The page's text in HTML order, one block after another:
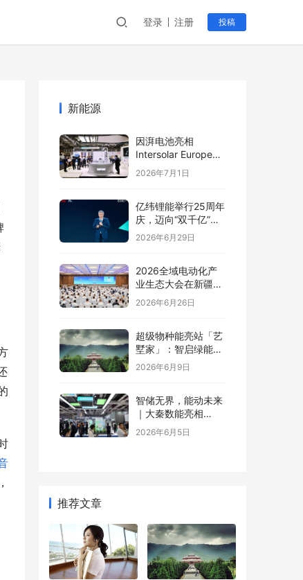
登录 注册 投稿
，
新能源
因湃电池亮相
Intersolar Europe
2026:以车规级安全
推动全球储能产业标
2026年7月1日
亿纬锂能举行25周年
庆，迈向“双千亿”新
阶段
2026年6月29日
2026全域电动化产
业生态大会在新疆塔
城盛大开幕
2026年6月26日
超级物种能亮站「艺
墅家」：智启绿能，
省钱又增值
2026年6月9日
智储无界，能动未来
｜大秦数能亮相
SNEC，以全场景储
能方案诠释“智储”新
2026年6月5日
推荐文章